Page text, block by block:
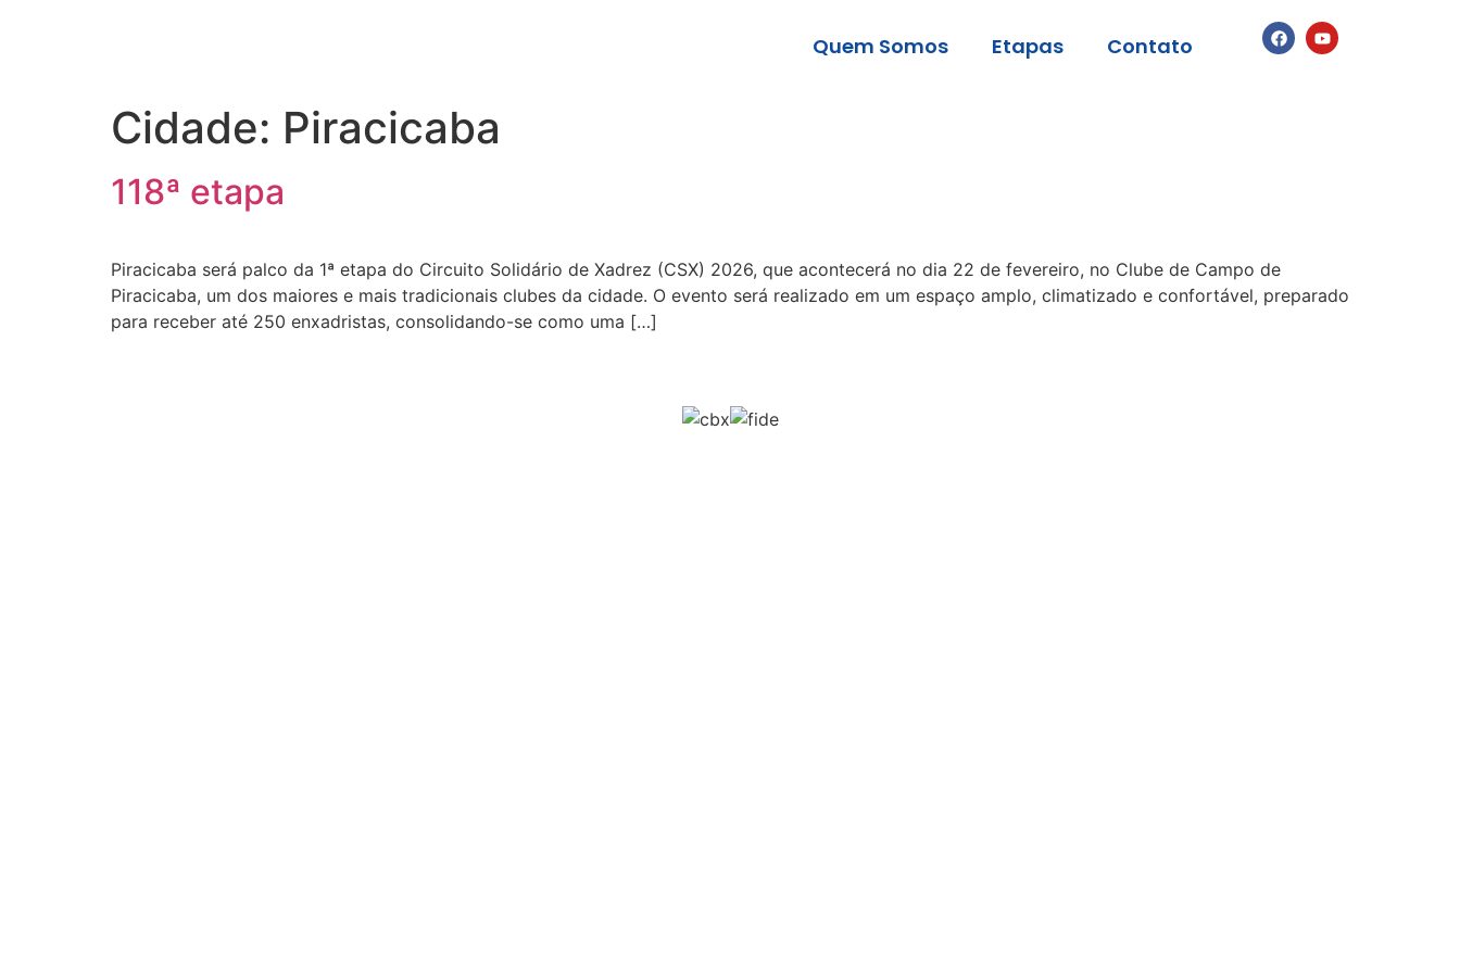
Quem Somos Etapas Contato
Cidade: Piracicaba
118ª etapa
Piracicaba será palco da 1ª etapa do Circuito Solidário de Xadrez (CSX) 2026, que acontecerá no dia 22 de fevereiro, no Clube de Campo de
Piracicaba, um dos maiores e mais tradicionais clubes da cidade. O evento será realizado em um espaço amplo, climatizado e confortável, preparado
para receber até 250 enxadristas, consolidando-se como uma […]